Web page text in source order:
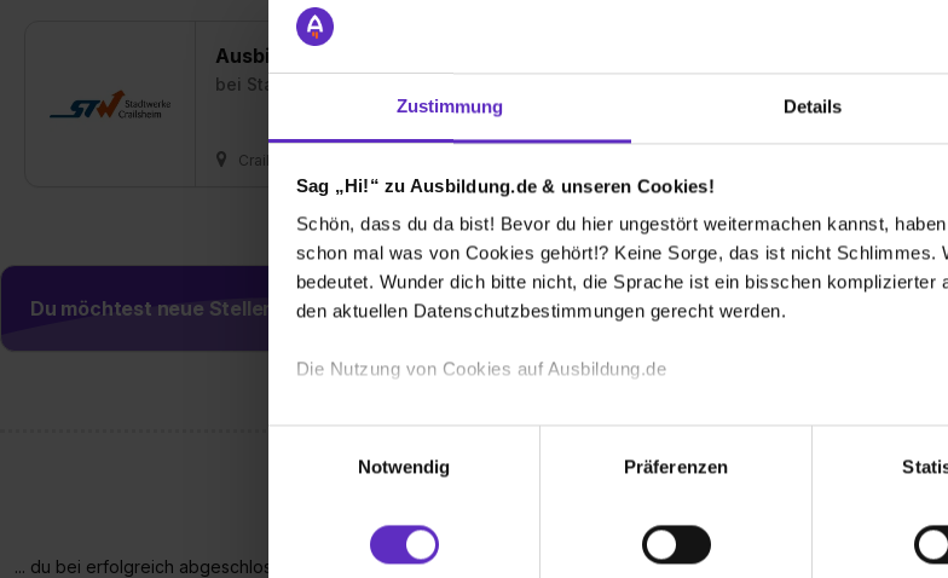
Zustimmung Details
Sag „Hi!“ zu Ausbildung.de & unseren Cookies!
Schön, dass du da bist! Bevor du hier ungestört weitermachen kannst,
schon mal was von Cookies gehört!? Keine Sorge, das ist nicht Schlimmes.
bedeutet. Wunder dich bitte nicht, die Sprache ist ein bisschen
den aktuellen Datenschutzbestimmungen gerecht werden.
Die Nutzung von Cookies auf Ausbildung.de
Wir verwenden Cookies zur technischen Funktion unserer Webseite
Webseite getroffenen Einstellungen zu speichern ( „Präferenzen“), die
(„Statistiken“), um Informationen zu deiner Verwendung unserer Website an
Partner führen diese Informationen möglicherweise mit weiteren Daten
Notwendig
Präferenzen
Ausbildung Kaufmann/-frau für Büromanagement
bei Stadtwerke Crailsheim GmbH
Crailsheim
Du möchtest neue Stellen automatisch zugeschickt bekommen?
Wusstest du schon, dass...
... du bei erfolgreich abgeschlossener Abschlußprüfung eine Prämienzahlung erhälst ... du eine fast 100 %